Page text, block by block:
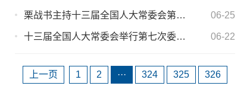
栗战书主持十三届全国人大常委会第三次会议闭幕会并发表讲话 06-25
十三届全国人大常委会举行第七次委员长会议 06-22
上一页 1 2 ··· 324 325 326